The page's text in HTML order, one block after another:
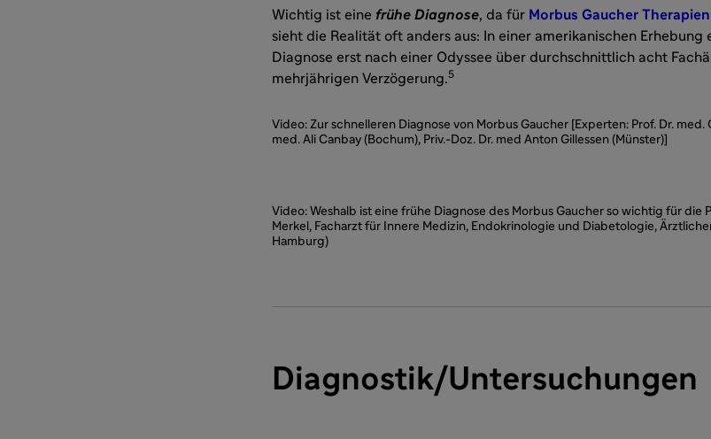
Wichtig ist eine frühe Diagnose, da für Morbus Gaucher
sieht die Realität oft anders aus: In einer amerikanischen
Diagnose erst nach einer Odyssee über durchschnittlich acht
mehrjährigen Verzögerung.5
Video: Zur schnelleren Diagnose von Morbus Gaucher [Experten: Prof. Dr. med.
med. Ali Canbay (Bochum), Priv.-Doz. Dr. med Anton Gillessen (Münster)]
Video: Weshalb ist eine frühe Diagnose des Morbus Gaucher so wichtig für die
Merkel, Facharzt für Innere Medizin, Endokrinologie und Diabetologie,
Hamburg)
Diagnostik/Untersuchungen